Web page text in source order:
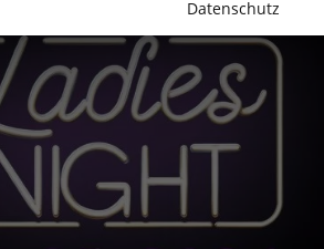
Datenschutz